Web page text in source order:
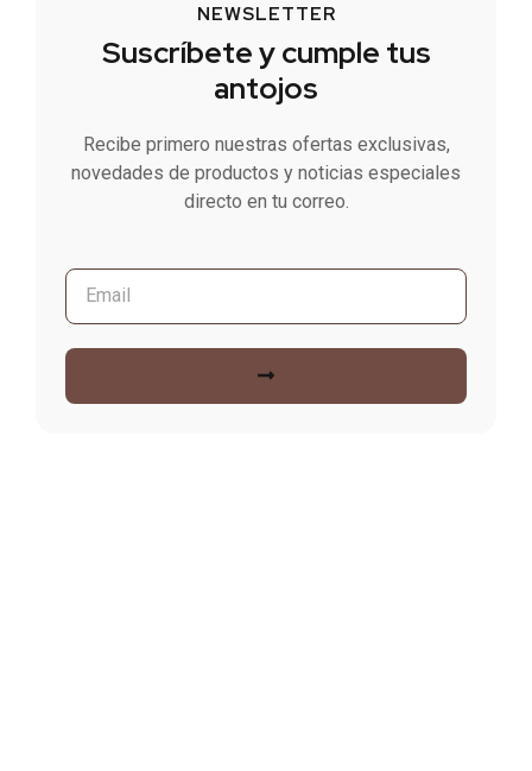
NEWSLETTER
Suscríbete y cumple tus
antojos
Recibe primero nuestras ofertas exclusivas,
novedades de productos y noticias especiales
directo en tu correo.